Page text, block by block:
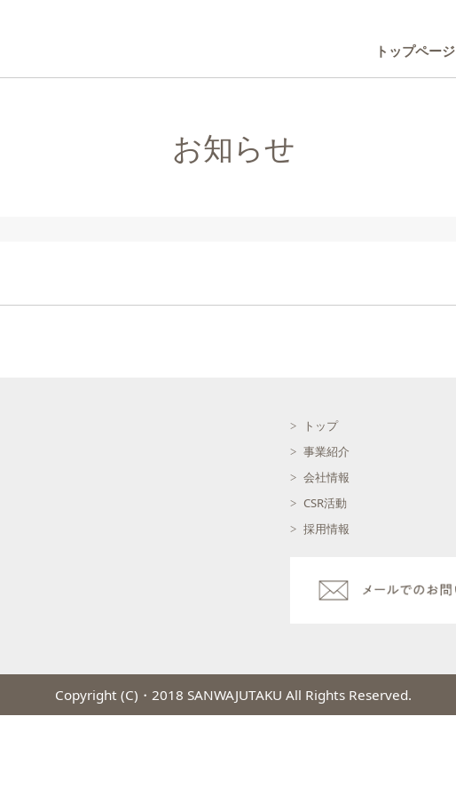
トップページ
お知らせ
トップ
事業紹介
会社情報
CSR活動
採用情報
Copyright (C)・2018 SANWAJUTAKU All Rights Reserved.